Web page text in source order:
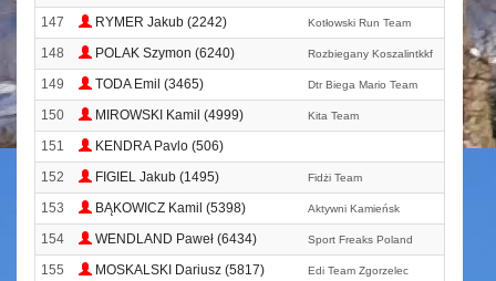
147 RYMER Jakub (2242) Kotłowski Run Team
148 POLAK Szymon (6240) Rozbiegany Koszalintkkf
149 TODA Emil (3465) Dtr Biega Mario Team
150 MIROWSKI Kamil (4999) Kita Team
151
KENDRA Pavlo (506)
152
FIGIEL Jakub (1495) Fidżi Team
153 BĄKOWICZ Kamil (5398) Aktywni Kamieńsk
154 WENDLAND Paweł (6434) Sport Freaks Poland
155 MOSKALSKI Dariusz (5817) Edi Team Zgorzelec